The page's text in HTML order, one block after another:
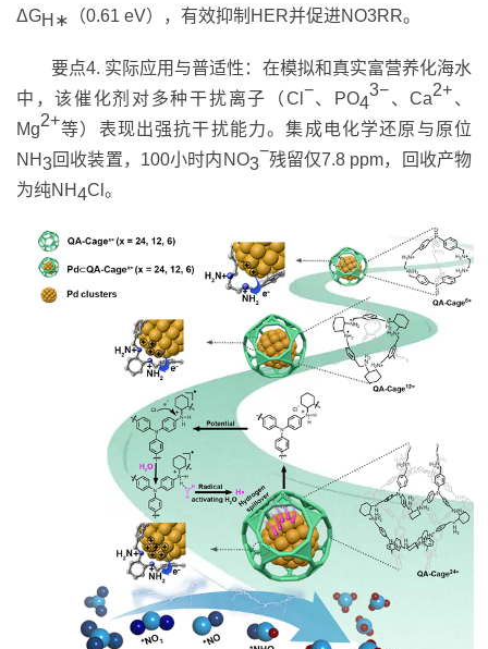
ΔGH ∗ （0.61 eV），有效抑制 HER并促进NO3RR。
要点4. 实际应用与普适性：在模拟和真实富营养化海水
中，该催化剂对多种干扰离子（Cl −、 PO4
3−、Ca2+、
Mg2+等）表现出强抗干扰能力。集成电化学还原与原位
NH3回收装置， 100小时内 NO3
−残留仅7.8 ppm，回收产物
为纯NH4Cl 。